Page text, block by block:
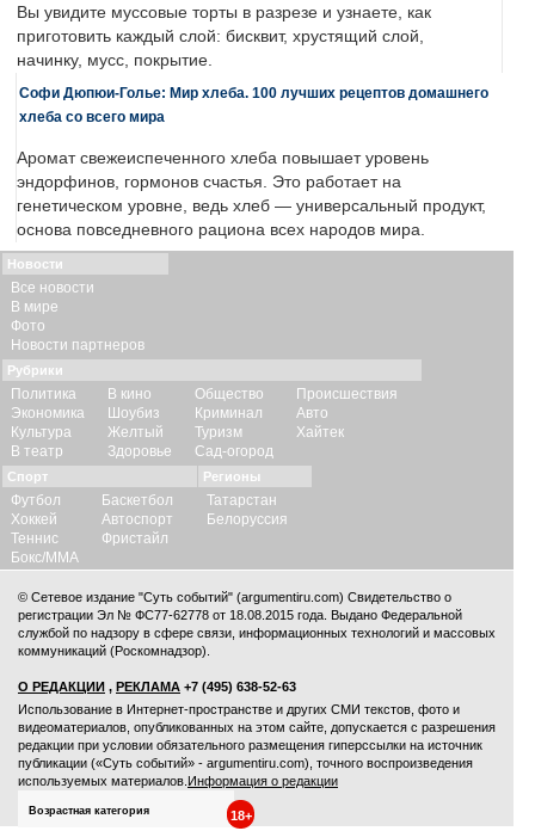
Вы увидите муссовые торты в разрезе и узнаете, как
приготовить каждый слой: бисквит, хрустящий слой,
начинку, мусс, покрытие.
Софи Дюпюи-Голье: Мир хлеба. 100 лучших рецептов домашнего
хлеба со всего мира
Аромат свежеиспеченного хлеба повышает уровень
эндорфинов, гормонов счастья. Это работает на
генетическом уровне, ведь хлеб — универсальный продукт,
основа повседневного рациона всех народов мира.
Новости
Все новости
В мире
Фото
Новости партнеров
Рубрики
Политика
Экономика
Культура
В театр
В кино
Шоубиз
Желтый
Здоровье
Общество
Криминал
Туризм
Сад-огород
Происшествия
Авто
Хайтек
Спорт
Футбол
Хоккей
Теннис
Бокс/ММА
Баскетбол
Автоспорт
Фристайл
Регионы
Татарстан
Белоруссия
© Сетевое издание "Суть событий" (argumentiru.com) Свидетельство о
регистрации Эл № ФС77-62778 от 18.08.2015 года. Выдано Федеральной
службой по надзору в сфере связи, информационных технологий и массовых
коммуникаций (Роскомнадзор).
О РЕДАКЦИИ , РЕКЛАМА +7 (495) 638-52-63
Использование в Интернет-пространстве и других СМИ текстов, фото и
видеоматериалов, опубликованных на этом сайте, допускается с разрешения
редакции при условии обязательного размещения гиперссылки на источник
публикации («Суть событий» - argumentiru.com), точного воспроизведения
используемых материалов. Информация о редакции
Возрастная категория 18+